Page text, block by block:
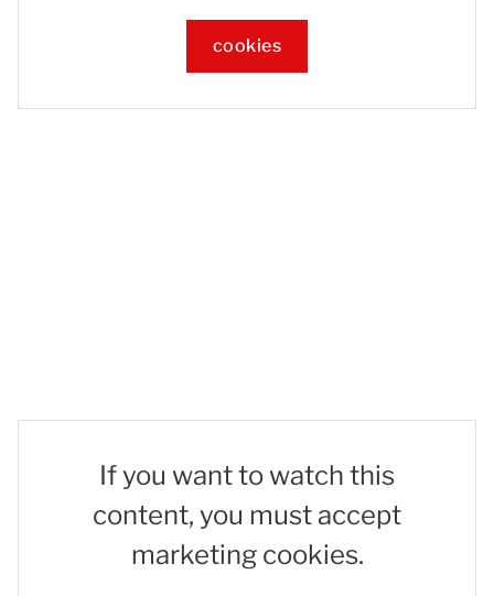
cookies
If you want to watch this
content, you must accept
marketing cookies.